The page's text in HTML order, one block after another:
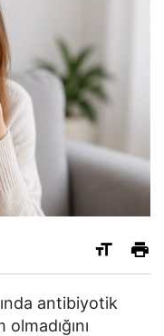
antibiyotik